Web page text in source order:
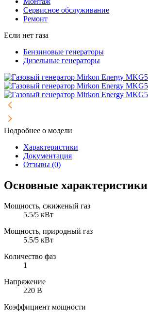
Сервисное обслуживание
Ремонт
Если нет газа
Бензиновые генераторы
Дизельные генераторы
Подробнее о модели
Характеристики
Документация
Отзывы (0)
Основные характеристики
Мощность, сжиженый газ
5.5/5 кВт
Мощность, природный газ
5.5/5 кВт
Количество фаз
1
Напряжение
220 В
Коэффициент мощности